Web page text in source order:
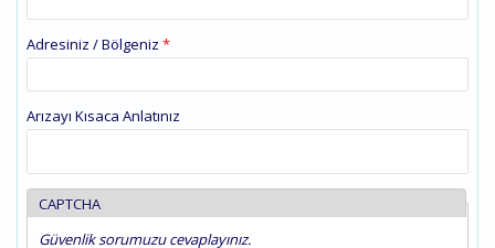
Adresiniz / Bölgeniz*
Arızayı Kısaca Anlatınız
CAPTCHA
Güvenlik sorumuzu cevaplayınız.